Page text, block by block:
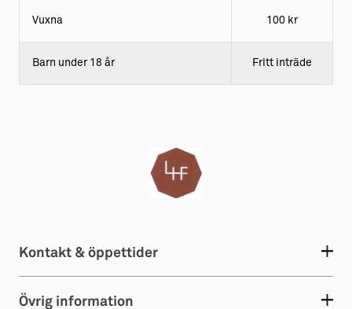
Vuxna 100 kr
Barn under 18 år Fritt inträde
Kontakt & öppettider
Övrig information